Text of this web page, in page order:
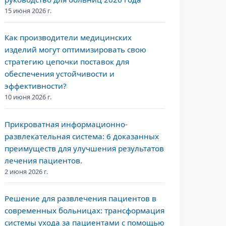
15 июня 2026 г.
Как производители медицинских
изделий могут оптимизировать свою
стратегию цепочки поставок для
обеспечения устойчивости и
эффективности?
10 июня 2026 г.
Прикроватная информационно-
развлекательная система: 6 доказанных
преимуществ для улучшения результатов
лечения пациентов.
2 июня 2026 г.
Решение для развлечения пациентов в
современных больницах: трансформация
системы ухода за пациентами с помощью